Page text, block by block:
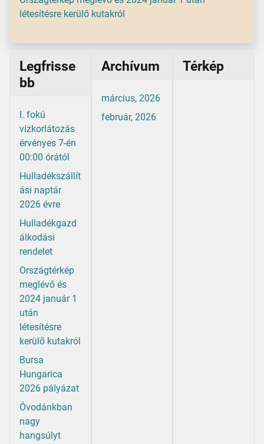
létesítésre kerülő kutakról
Legfrisse
bb
I. fokú
vízkorlátozás
érvényes 7-én
00:00 órától
Hulladékszállít
ási naptár
2026 évre
Hulladékgazd
álkodási
rendelet
Országtérkép
meglévő és
2024 január 1
után
létesítésre
kerülő kutakról
Bursa
Hungarica
2026 pályázat
Óvodánkban
nagy
hangsúlyt
Archívum
március, 2026
február, 2026
Térkép